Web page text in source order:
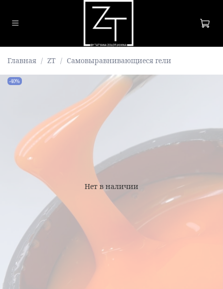
Главная ZT Самовыравнивающиеся гели
Нет в наличии
-40%